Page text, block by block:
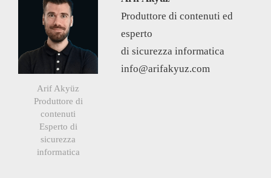
Arif Akyüz
Produttore di
contenuti
Esperto di
sicurezza
informatica
Produttore di contenuti ed
esperto
di sicurezza informatica
info@arifakyuz.com